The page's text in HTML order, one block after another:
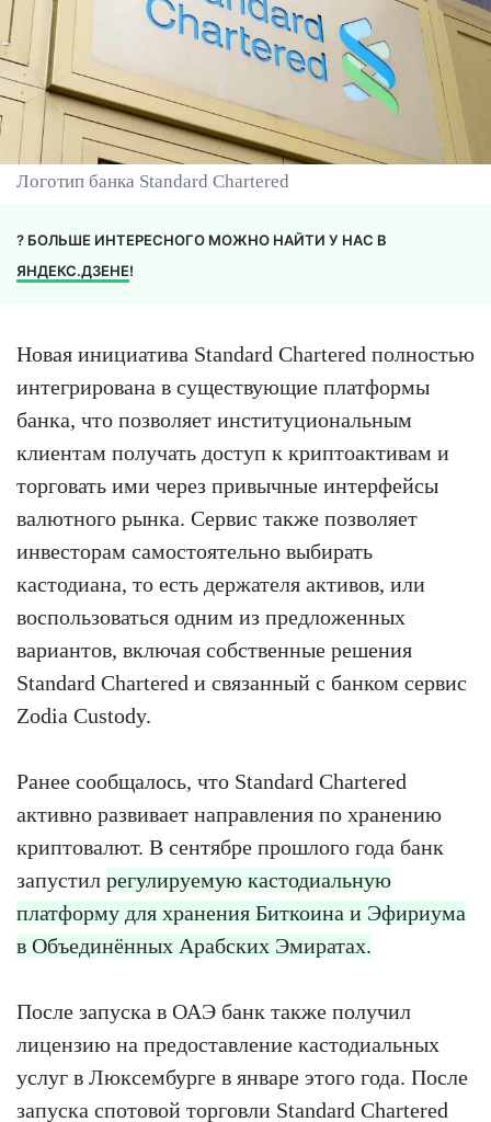
Логотип банка Standard Chartered
? БОЛЬШЕ ИНТЕРЕСНОГО МОЖНО НАЙТИ У НАС В
ЯНДЕКС.ДЗЕНЕ!
Новая инициатива Standard Chartered полностью
интегрирована в существующие платформы
банка, что позволяет институциональным
клиентам получать доступ к криптоактивам и
торговать ими через привычные интерфейсы
валютного рынка. Сервис также позволяет
инвесторам самостоятельно выбирать
кастодиана, то есть держателя активов, или
воспользоваться одним из предложенных
вариантов, включая собственные решения
Standard Chartered и связанный с банком сервис
Zodia Custody.
Ранее сообщалось, что Standard Chartered
активно развивает направления по хранению
криптовалют. В сентябре прошлого года банк
запустил регулируемую кастодиальную
платформу для хранения Биткоина и Эфириума
в Объединённых Арабских Эмиратах.
После запуска в ОАЭ банк также получил
лицензию на предоставление кастодиальных
услуг в Люксембурге в январе этого года. После
запуска спотовой торговли Standard Chartered